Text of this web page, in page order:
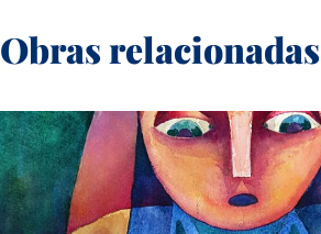
Obras relacionadas